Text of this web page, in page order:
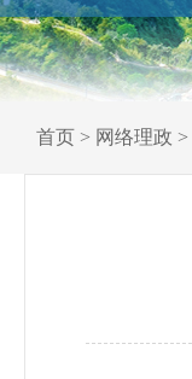
首页 > 网络理政 >